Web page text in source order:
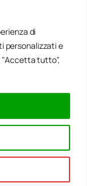
di
personalizzati e
"Accetta tutto",
Agosto
2023
Gennaio